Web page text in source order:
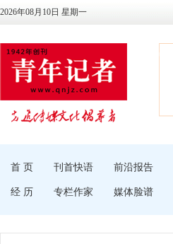
2026年08月10日 星期一
首 页 刊首快语 前沿报告
经 历 专栏作家 媒体脸谱